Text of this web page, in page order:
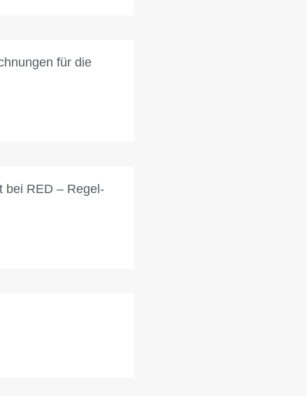
für die
bei RED – Regel-